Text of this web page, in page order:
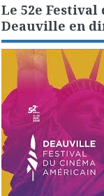
Le 52e
Deauville en